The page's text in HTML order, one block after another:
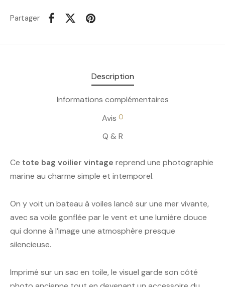
Partager
Description
Informations complémentaires
Avis 0
Q & R
Ce tote bag voilier vintage reprend une photographie
marine au charme simple et intemporel.
On y voit un bateau à voiles lancé sur une mer vivante,
avec sa voile gonflée par le vent et une lumière douce
qui donne à l’image une atmosphère presque
silencieuse.
Imprimé sur un sac en toile, le visuel garde son côté